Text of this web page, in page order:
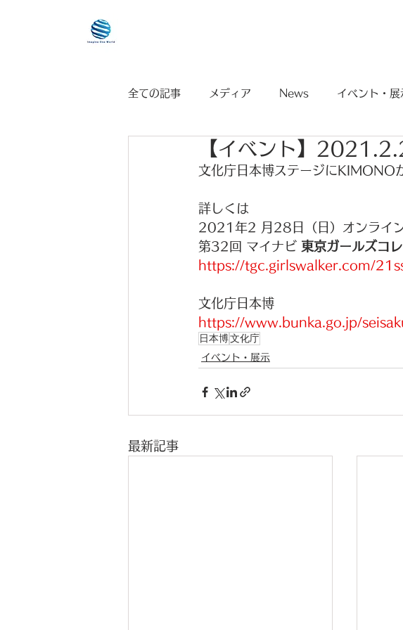
全ての記事 メディア News イベント・展
【イベント】
文化庁日本博ステージにKIMONO
詳しくは
2021年2 月28日（日）オンライ
第32回 マイナビ 東京ガールズコ
https://tgc.girlswalker.com/
文化庁日本博
https://www.bunka.go.jp/
日本博文化庁
イベント・展示
最新記事